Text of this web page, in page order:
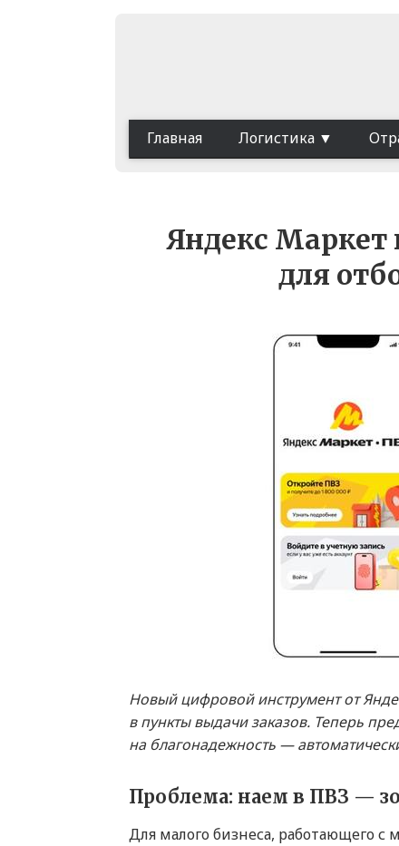
Главная Логистика
Яндекс Маркет
для
Новый цифровой инструмент от
в пункты выдачи заказов. Теперь
на благонадежность —
Проблема: наем в ПВЗ —
Для малого бизнеса, работающего